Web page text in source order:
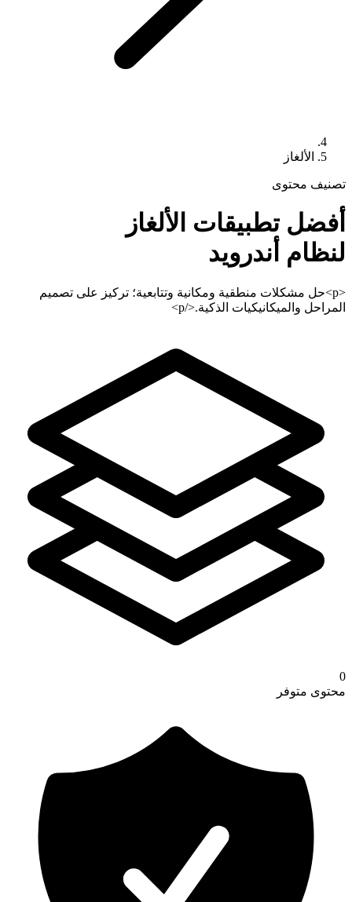
الألغاز
تصنيف محتوى
أفضل تطبيقات الألغاز
لنظام أندرويد
<p>حل مشكلات منطقية ومكانية وتتابعية؛ تركيز على تصميم
المراحل والميكانيكيات الذكية.</p>
0
محتوى متوفر